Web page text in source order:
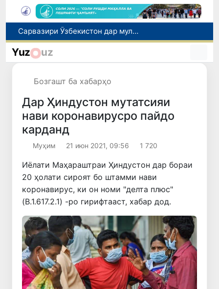
Дар Қашқадарё анҷумани байналмилалии экологӣ бо иштироки ҷавонон аз нӯҳ кишвар баргузор мешавад
Тошканд ба баргузории чемпионати Осиё оид ба вазнабардорӣ омодагӣ мебинад
Yuz uz
Бозгашт ба хабарҳо
Дар Ҳиндустон мутатсияи
нави коронавирусро пайдо
карданд
Муҳим 21 июн 2021, 09:56 1 720
Иёлати Маҳараштраи Ҳиндустон дар бораи
20 ҳолати сироят бо штамми нави
коронавирус, ки он номи "делта плюс"
(B.1.617.2.1) -ро гирифтааст, хабар дод.